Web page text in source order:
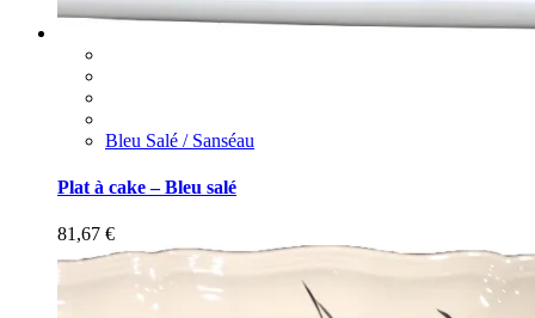
Bleu Salé / Sanséau
Plat à cake – Bleu salé
81,67 €